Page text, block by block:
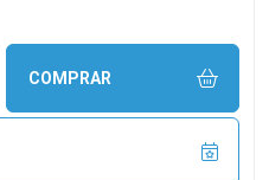
UMA UNIDADE
COMPRAR